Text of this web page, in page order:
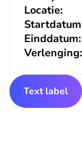
Locatie:
Verlenging:
Einddatum:
Text label